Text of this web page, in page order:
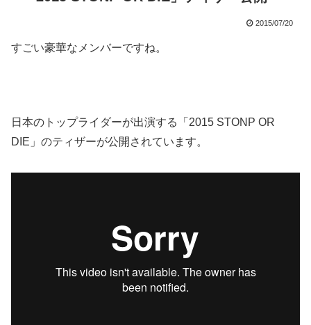
2015/07/20
すごい豪華なメンバーですね。
日本のトップライダーが出演する「2015 STONP OR
DIE」のティザーが公開されています。